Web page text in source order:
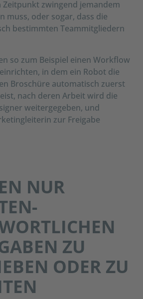
zwingend jemandem
muss, oder sogar, dass die
bestimmten Teammitgliedern
so zum Beispiel einen Workflow
in dem ein Robot die
Broschüre automatisch zuerst
nach deren Arbeit wird die
weitergegeben, und
zur Freigabe
NUR
ZU
ODER ZU